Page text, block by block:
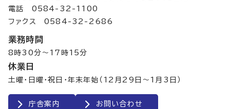
電話 0584-32-1100
ファクス 0584-32-2686
業務時間
8時30分～17時15分
休業日
土曜・日曜・祝日・年末年始（12月29日～1月3日）
庁舎案内 お問い合わせ